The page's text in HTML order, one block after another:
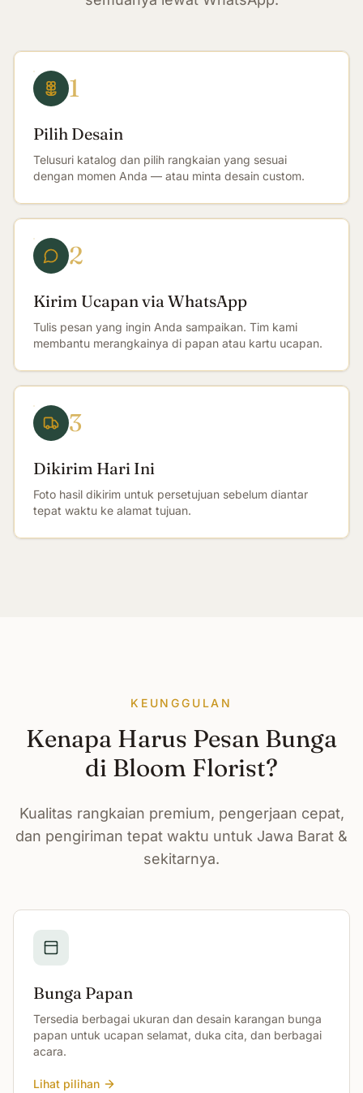
1
Pilih Desain
Telusuri katalog dan pilih rangkaian yang sesuai
dengan momen Anda — atau minta desain custom.
2
Kirim Ucapan via WhatsApp
Tulis pesan yang ingin Anda sampaikan. Tim kami
membantu merangkainya di papan atau kartu ucapan.
3
Dikirim Hari Ini
Foto hasil dikirim untuk persetujuan sebelum diantar
tepat waktu ke alamat tujuan.
KEUNGGULAN
Kenapa Harus Pesan Bunga
di Bloom Florist?
Kualitas rangkaian premium, pengerjaan cepat,
dan pengiriman tepat waktu untuk Jawa Barat &
sekitarnya.
Bunga Papan
Tersedia berbagai ukuran dan desain karangan bunga
papan untuk ucapan selamat, duka cita, dan berbagai
acara.
Lihat pilihan